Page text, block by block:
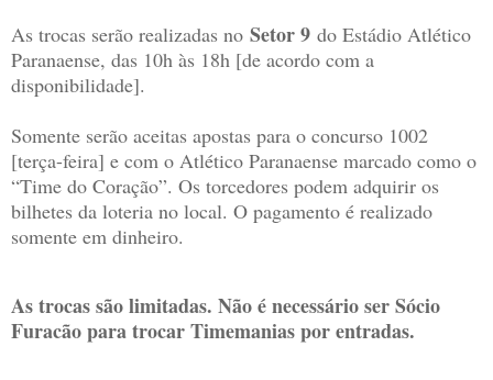
As trocas serão realizadas no Setor 9 do Estádio Atlético
Paranaense, das 10h às 18h [de acordo com a
disponibilidade].
Somente serão aceitas apostas para o concurso 1002
[terça-feira] e com o Atlético Paranaense marcado como o
“Time do Coração”. Os torcedores podem adquirir os
bilhetes da loteria no local. O pagamento é realizado
somente em dinheiro.
As trocas são limitadas. Não é necessário ser Sócio
Furacão para trocar Timemanias por entradas.